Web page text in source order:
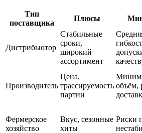
Тип
поставщика
Плюсы
Дистрибьютор
Стабильные
сроки,
широкий
ассортимент
Производитель
Цена,
трассируемость
партии
объём,
Фермерское
хозяйство
Вкус, сезонные
хиты
Риски